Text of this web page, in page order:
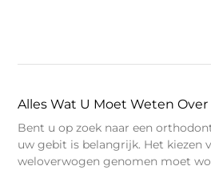
Alles Wat U Moet Weten
Bent u op zoek naar een
uw gebit is belangrijk. Het kiezen
weloverwogen genomen moet